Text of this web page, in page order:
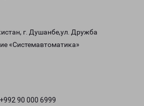
г. Душанбе,ул. Дружба
«Системавтоматика»
90 000 6999